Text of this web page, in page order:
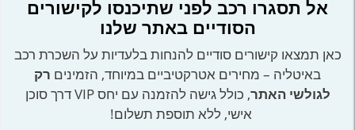
אל תסגרו רכב לפני שתיכנסו לקישורים
הסודיים באתר שלנו
כאן תמצאו קישורים סודיים להנחות בלעדיות על השכרת רכב
באיטליה – מחירים אטרקטיביים במיוחד, הזמינים רק
לגולשי האתר
, כולל גישה להזמנה עם יחס VIP דרך סוכן
אישי, ללא תוספת תשלום!